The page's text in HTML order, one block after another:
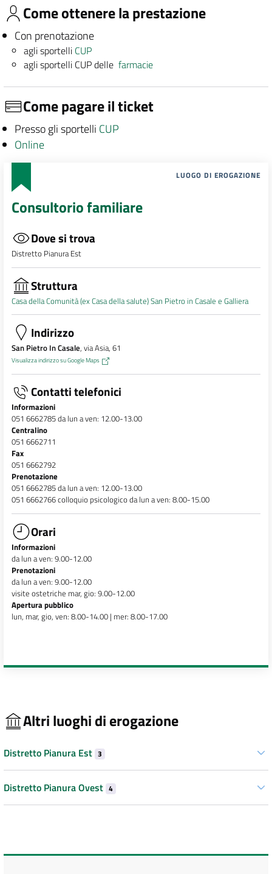
Come ottenere la prestazione
Con prenotazione
agli sportelli CUP
agli sportelli CUP dellefarmacie
Come pagare il ticket
Presso gli sportelli CUP
Online
LUOGO DI EROGAZIONE
Consultorio familiare
Dove si trova
Distretto Pianura Est
Struttura
Casa della Comunità (ex Casa della salute) San Pietro in Casale e Galliera
Indirizzo
San Pietro In Casale, via Asia, 61
Visualizza indirizzo su Google Maps
Contatti telefonici
Informazioni
051 6662785 da lun a ven: 12.00-13.00
Centralino
051 6662711
Fax
051 6662792
Prenotazione
051 6662785 da lun a ven: 12.00-13.00
051 6662766 colloquio psicologico da lun a ven: 8.00-15.00
Orari
Informazioni
da lun a ven: 9.00-12.00
Prenotazioni
da lun a ven: 9.00-12.00
visite ostetriche mar, gio: 9.00-12.00
Apertura pubblico
lun, mar, gio, ven: 8.00-14.00 | mer: 8.00-17.00
Altri luoghi di erogazione
Distretto Pianura Est 3
Distretto Pianura Ovest 4